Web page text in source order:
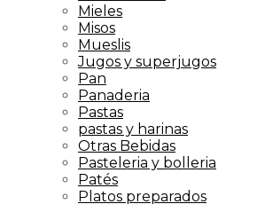
Mieles
Misos
Mueslis
Jugos y superjugos
Pan
Panaderia
Pastas
pastas y harinas
Otras Bebidas
Pasteleria y bolleria
Patés
Platos preparados